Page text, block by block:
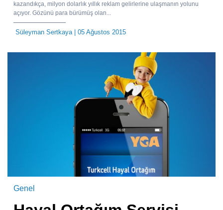
kazandıkça, milyon dolarlık yıllık reklam gelirlerine ulaşmanın yolunu
açıyor. Gözünü para bürümüş olan...
Süleyman Sertkaya| 05 Ağustos 2015
Genel